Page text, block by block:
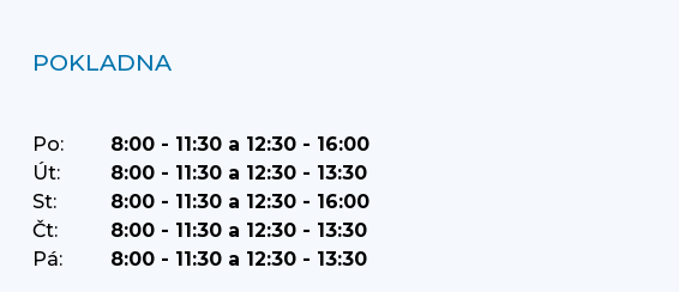
POKLADNA
Po:
8:00 - 11:30 a 12:30 - 16:00
Út:
8:00 - 11:30 a 12:30 - 13:30
St:
8:00 - 11:30 a 12:30 - 16:00
Čt:
8:00 - 11:30 a 12:30 - 13:30
Pá:
8:00 - 11:30 a 12:30 - 13:30